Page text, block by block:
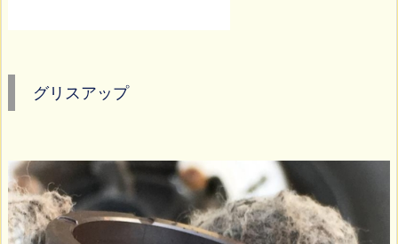
グリスアップ